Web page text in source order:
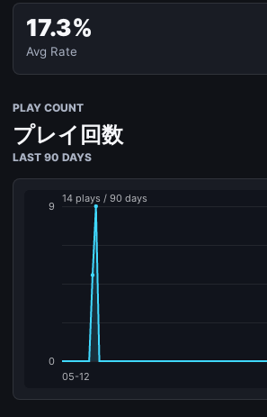
17.3%
Avg Rate
PLAY COUNT
プレイ回数
LAST 90 DAYS